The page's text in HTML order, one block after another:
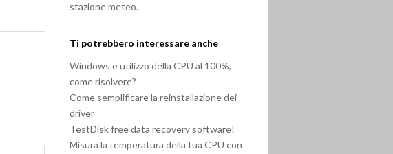
stazione meteo.
Ti potrebbero interessare anche
Windows e utilizzo della CPU al 100%,
come risolvere?
Come semplificare la reinstallazione dei
driver
TestDisk free data recovery software!
Misura la temperatura della tua CPU con